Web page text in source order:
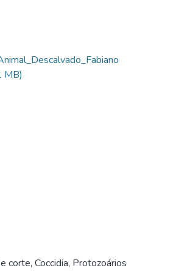
MB)
corte, Coccidia, Protozoários